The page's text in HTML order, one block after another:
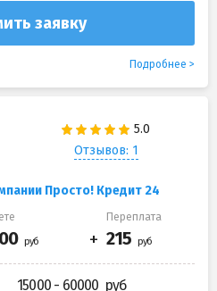
заявку
Подробнее
Отзывов: 1
Просто! Кредит 24
Переплата
15000 - 60000